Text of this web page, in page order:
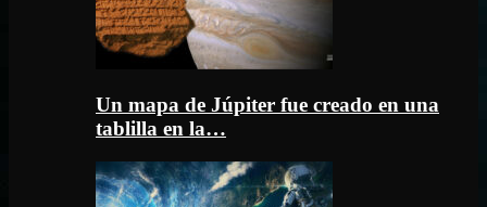
Un mapa de Júpiter fue creado en una
tablilla en la…